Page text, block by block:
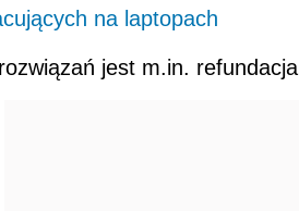
na laptopach
jest m.in. refundacja